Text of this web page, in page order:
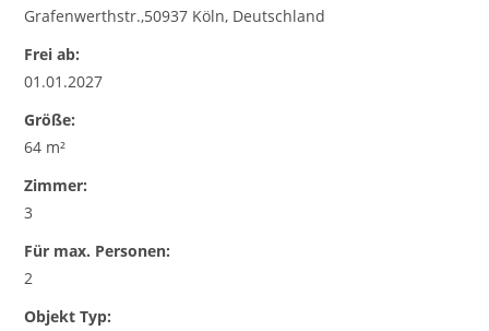
Grafenwerthstr.,50937 Köln, Deutschland
Frei ab:
01.01.2027
Größe:
64 m²
Zimmer:
3
Für max. Personen:
2
Objekt Typ: